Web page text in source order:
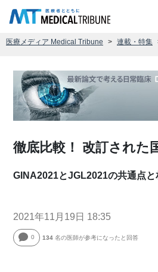
医療メディア Medical Tribune 連載・特集
徹底比較！ 改訂された
GINA2021とJGL2021の共通点と
2021年11月19日 18:35
0 134 名の医師が参考になったと回答